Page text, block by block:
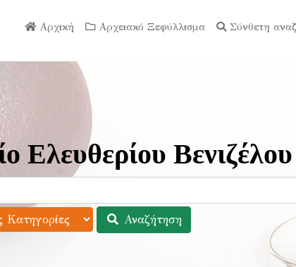
Αρχική Αρχειακό Ξεφύλλισμα Σύνθετη
Ελευθερίου Βενιζέλου
Αναζήτηση